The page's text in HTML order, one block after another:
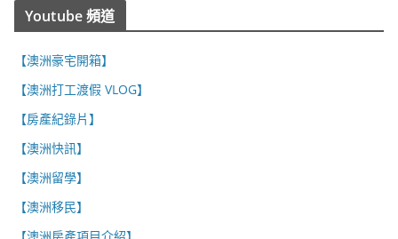
Youtube 頻道
【澳洲豪宅開箱】
【澳洲打工渡假 VLOG】
【房產紀錄片】
【澳洲快訊】
【澳洲留學】
【澳洲移民】